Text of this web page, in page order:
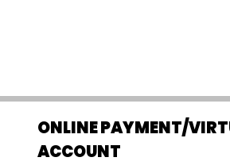
ONLINE PAYMENT/
ACCOUNT